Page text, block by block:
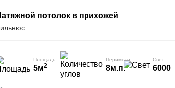
потолок в прихожей
Площадь
5м2
Периметр
8м.п.
Свет
6000